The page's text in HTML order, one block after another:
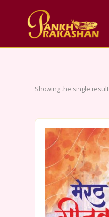
Showing the single result